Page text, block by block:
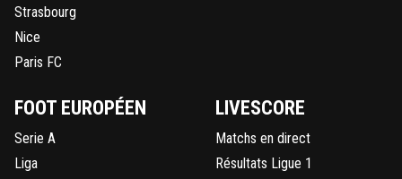
Strasbourg
Nice
Paris FC
FOOT EUROPÉEN
Serie A
Liga
LIVESCORE
Matchs en direct
Résultats Ligue 1